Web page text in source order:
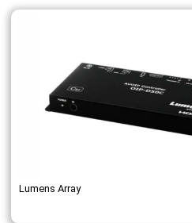
Lumens Array